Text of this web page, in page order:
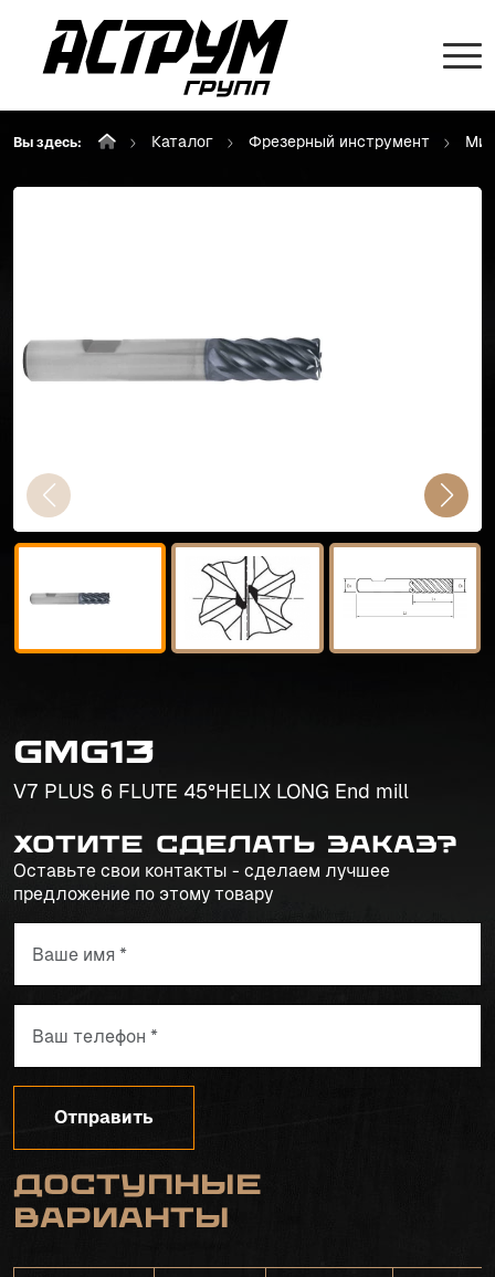
Вы здесь: Каталог Фрезерный инструмент
GMG13
V7 PLUS 6 FLUTE 45°HELIX LONG End mill
Хотите сделать заказ?
Оставьте свои контакты - сделаем лучшее
предложение по этому товару
Отправить
Доступные
варианты